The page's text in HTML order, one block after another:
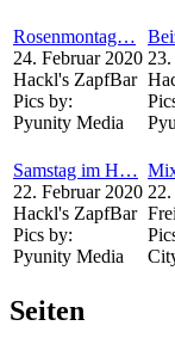
Rosenmontag…
24. Februar 2020
Hackl's ZapfBar
Pics by:
Pyunity Media
Samstag im H…
22. Februar 2020
Hackl's ZapfBar
Pics by:
Pyunity Media
Seiten